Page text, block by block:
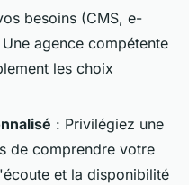
besoins (CMS, e-
agence compétente
les choix
: Privilégiez une
de comprendre votre
et la disponibilité